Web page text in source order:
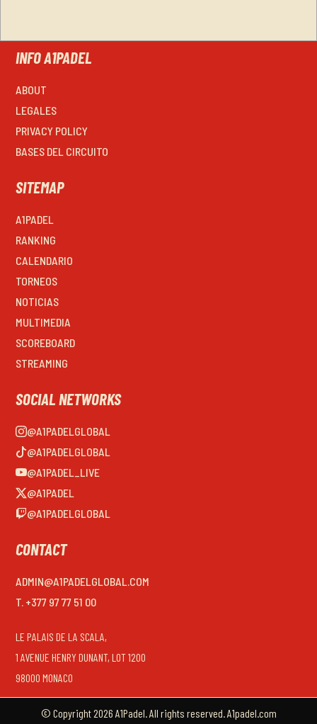
INFO A1PADEL
ABOUT
LEGALES
PRIVACY POLICY
BASES DEL CIRCUITO
SITEMAP
A1PADEL
RANKING
CALENDARIO
TORNEOS
NOTICIAS
MULTIMEDIA
SCOREBOARD
STREAMING
SOCIAL NETWORKS
@A1PADELGLOBAL
@A1PADELGLOBAL
@A1PADEL_LIVE
@A1PADEL
@A1PADELGLOBAL
CONTACT
ADMIN@A1PADELGLOBAL.COM
T. +377 97 77 51 00
LE PALAIS DE LA SCALA,
1 AVENUE HENRY DUNANT, LOT 1200
98000 MONACO
© Copyright 2026 A1Padel. All rights reserved. A1padel.com